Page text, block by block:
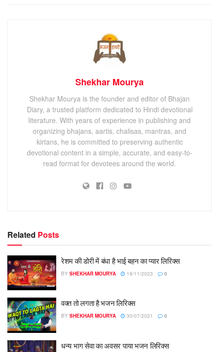
Shekhar Mourya
Shekhar Mourya is the founder and editor of Bhajan
Diary, a trusted platform dedicated to Hindi devotional
literature. With years of experience in publishing and
organizing bhajans, aartis, chalisas, mantras, and
kirtans, he is committed to preserving authentic
devotional content in a simple, accurate, and easy-to-
read format for devotees around the world.
Related Posts
रेशम की डोरी में बंधा है भाई बहन का प्यार लिरिक्स
BY SHEKHAR MOURYA 18/11/2023 0
वक्त तो लगता है भजन लिरिक्स
BY SHEKHAR MOURYA 30/07/2021 0
धन्य भाग सेवा का अवसर पाया भजन लिरिक्स